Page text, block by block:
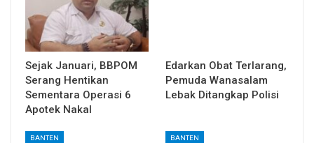
Sejak Januari, BBPOM
Serang Hentikan
Sementara Operasi 6
Apotek Nakal
Edarkan Obat Terlarang,
Pemuda Wanasalam
Lebak Ditangkap Polisi
BANTEN BANTEN